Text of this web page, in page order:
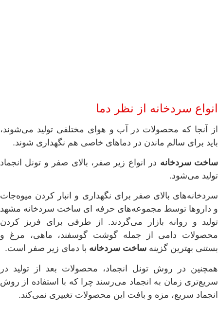
انواع سردخانه از نظر دما
از آنجا که محصولات در آب و هوای مختلفی تولید می‌شوند،
باید برای سالم ماندن در دماهای خاصی هم نگهداری شوند.
ساخت سردخانه در انواع زیر صفر، بالای صفر و تونل انجماد
تولید می‌شود.
سردخانه‌های بالای صفر برای نگهداری و انبار کردن میوه‌جات
و داروها توسط مجموعه‌های حرفه ای ساخت سردخانه مشهد
تولید و روانه بازار می‌گردند. از طرفی برای فریز کردن
محصولات دامی از جمله گوشت گوسفند، ماهی، مرغ و
بستنی بهترین گزینه ساخت سردخانه با دمای زیر صفر است.
همچنین در روش تونل انجماد، محصولات بعد از تولید در
سریع‌تری زمان به انجماد می‌رسند چرا که با استفاده از روش
انجماد سریع، مزه و بافت این محصولات تغییری نمی‌کند.